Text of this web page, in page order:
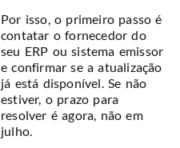
Por isso, o primeiro passo é
contatar o fornecedor do
seu ERP ou sistema emissor
e confirmar se a atualização
já está disponível. Se não
estiver, o prazo para
resolver é agora, não em
julho.